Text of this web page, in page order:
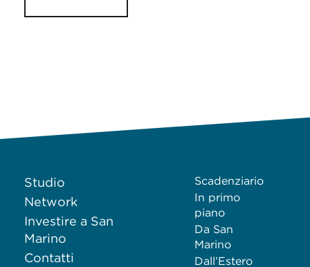
Studio
Network
Investire a San
Marino
Contatti
Scadenziario
In primo
piano
Da San
Marino
Dall’Estero